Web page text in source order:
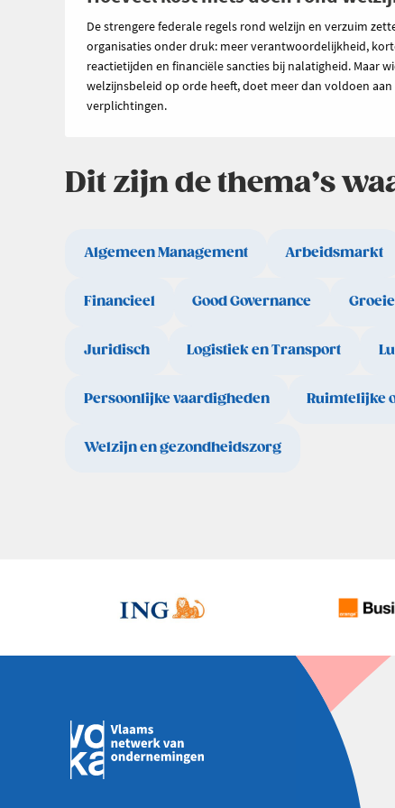
De strengere federale regels rond welzijn en verzuim
organisaties onder druk: meer verantwoordelijkheid,
reactietijden en financiële sancties bij nalatigheid. Maar
welzijnsbeleid op orde heeft, doet meer dan voldoen aan
verplichtingen.
Dit zijn de thema’s
Algemeen Management Arbeidsmarkt
Financieel Good Governance
Juridisch Logistiek en Transport
Persoonlijke vaardigheden Ruimtelijke
Welzijn en gezondheidszorg